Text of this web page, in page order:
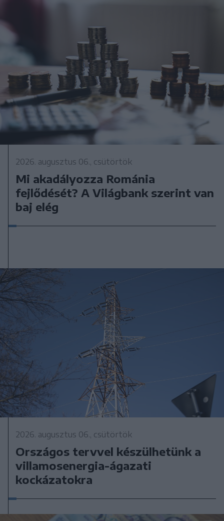
2026. augusztus 06., csütörtök
Mi akadályozza Románia
fejlődését? A Világbank szerint van
baj elég
2026. augusztus 06., csütörtök
Országos tervvel készülhetünk a
villamosenergia-ágazati
kockázatokra